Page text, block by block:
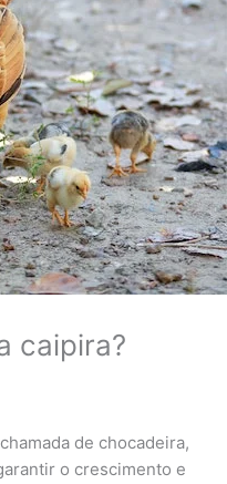
caipira?
de chocadeira,
o crescimento e